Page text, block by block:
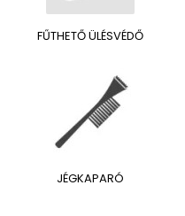
FŰTHETŐ ÜLÉSVÉDŐ
JÉGKAPARÓ